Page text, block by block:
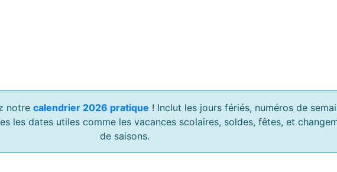
notre calendrier 2026 pratique ! Inclut les jours fériés, numéros de
les dates utiles comme les vacances scolaires, soldes, fêtes, et
de saisons.